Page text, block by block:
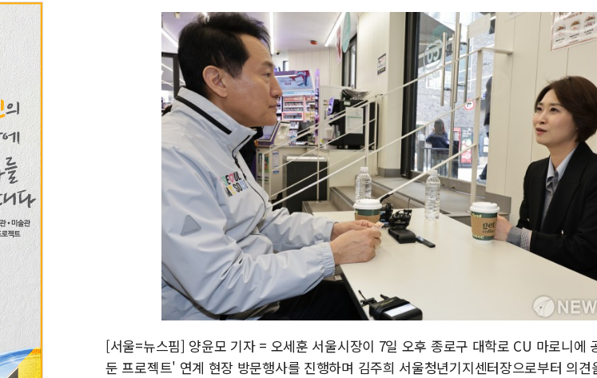
뉴욕증
김정관
뉴욕증시
청와대,
[서울=뉴스핌] 양윤모 기자 = 오세훈 서울시장이 7일 오후 종로구 대학로 CU 마로니에
둔 프로젝트' 연계 현장 방문행사를 진행하며 김주희 서울청년기지센터장으로부터 의견